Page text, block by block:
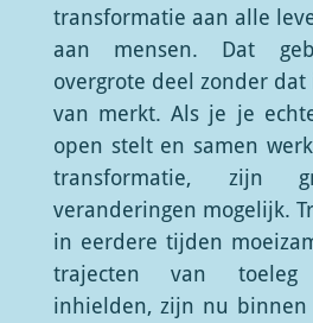
transformatie aan alle
aan mensen. Dat
overgrote deel zonder
van merkt. Als je je
open stelt en samen
transformatie, zijn
veranderingen mogelijk.
in eerdere tijden
trajecten van
inhielden, zijn nu binnen